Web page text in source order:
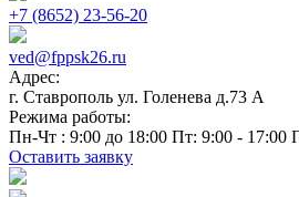
+7 (8652) 23-56-20
ved@fppsk26.ru
Адрес:
г. Ставрополь ул. Голенева д.73 A
Режима работы:
Пн-Чт : 9:00 до 18:00 Пт: 9:00 - 17:00
Оставить заявку